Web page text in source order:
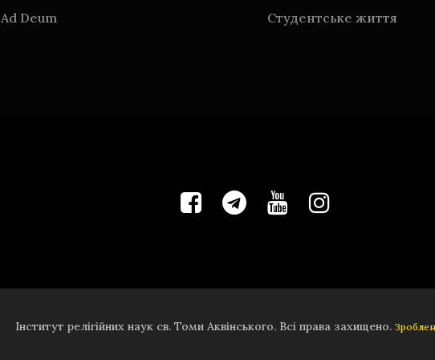
Аd Deum
Студентське життя
Інститут релігійних наук св. Томи Аквінського. Всі права захищено.